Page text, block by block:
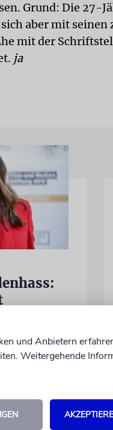
Grund: Die 27-
aber mit seinen
mit der
ja
nur vor der
auch
Preis.
und Anbietern
Weitergehende